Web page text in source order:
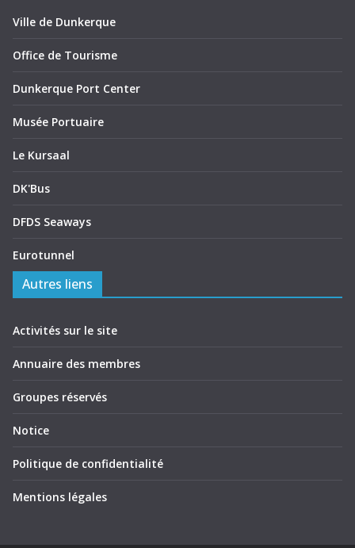
Ville de Dunkerque
Office de Tourisme
Dunkerque Port Center
Musée Portuaire
Le Kursaal
DK'Bus
DFDS Seaways
Eurotunnel
Autres liens
Activités sur le site
Annuaire des membres
Groupes réservés
Notice
Politique de confidentialité
Mentions légales